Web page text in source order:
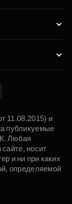
11.08.2015) и
публикуемые
Любая
носит
и ни при каких
определяемой